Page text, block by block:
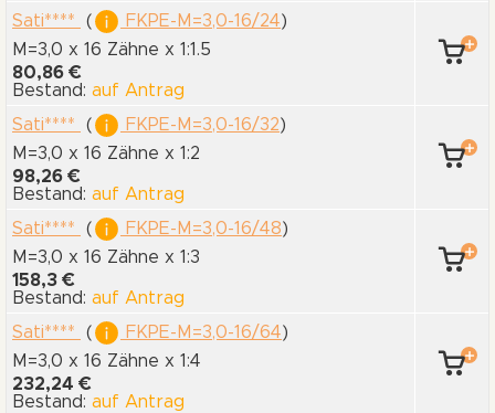
Sati****
( FKPE-M=3,0-16/24)
M=3,0 x 16 Zähne x 1:1.5
80,86 €
Bestand: auf Antrag
Sati****
( FKPE-M=3,0-16/32)
M=3,0 x 16 Zähne x 1:2
98,26 €
Bestand: auf Antrag
Sati****
( FKPE-M=3,0-16/48)
M=3,0 x 16 Zähne x 1:3
158,3 €
Bestand: auf Antrag
Sati****
( FKPE-M=3,0-16/64)
M=3,0 x 16 Zähne x 1:4
232,24 €
Bestand: auf Antrag